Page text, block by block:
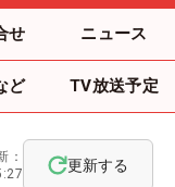
せ ニュース
ど TV放送予定
：
更新する